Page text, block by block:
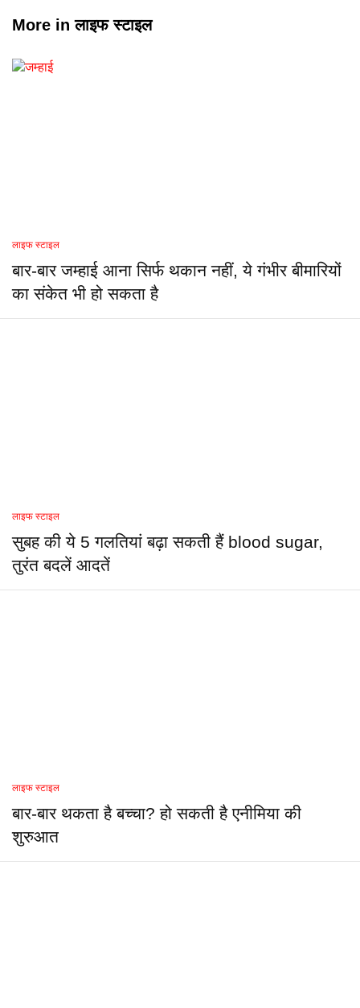
More inलाइफ स्टाइल
लाइफ स्टाइल
बार-बार जम्हाई आना सिर्फ थकान नहीं, ये गंभीर बीमारियों
का संकेत भी हो सकता है
लाइफ स्टाइल
सुबह की ये 5 गलतियां बढ़ा सकती हैं blood sugar,
तुरंत बदलें आदतें
लाइफ स्टाइल
बार-बार थकता है बच्चा? हो सकती है एनीमिया की
शुरुआत